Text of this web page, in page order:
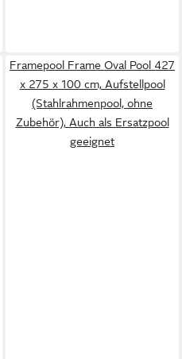
Framepool Frame Oval Pool 427
x 275 x 100 cm, Aufstellpool
(Stahlrahmenpool, ohne
Zubehör), Auch als Ersatzpool
geeignet